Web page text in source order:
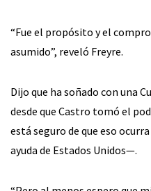
“Fue el propósito y el
asumido”, reveló Freyre.
Dijo que ha soñado con una
desde que Castro tomó el
está seguro de que eso
ayuda de Estados Unidos—.